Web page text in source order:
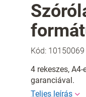
Kód: 10150069
4 rekeszes,
garanciával.